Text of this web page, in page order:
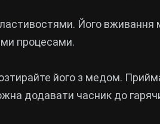
Його
процесами.
його з медом.
додавати часник до